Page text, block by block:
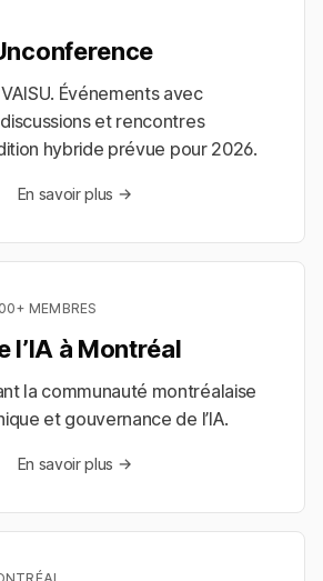
Événements avec
et rencontres
hybride prévue pour 2026.
En savoir plus →
MEMBRES
l’IA à Montréal
la communauté montréalaise
et gouvernance de l’IA.
En savoir plus →